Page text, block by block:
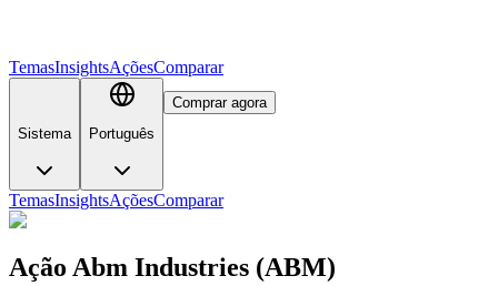
TemasInsightsAçõesComparar
Sistema Português
Comprar agora
TemasInsightsAçõesComparar
Ação Abm Industries (ABM)